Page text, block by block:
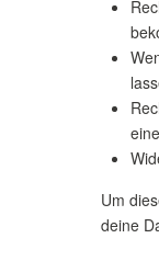
Um
deine